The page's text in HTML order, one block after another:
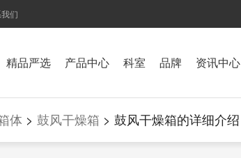
们
精品严选 产品中心 科室 品牌 资讯中心
体 > 鼓风干燥箱 > 鼓风干燥箱的详细介绍